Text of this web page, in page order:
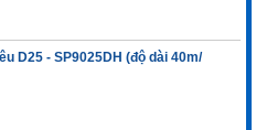
D25 - SP9025DH (độ dài 40m/